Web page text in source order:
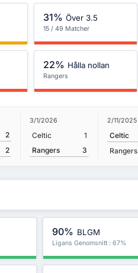
31% Över 3.5
15 / 49 Matcher
22% Hålla nollan
Rangers
2
2
3/1/2026
Celtic
1
Rangers
3
2/11/2025
Celtic
Rangers
90% BLGM
Ligans Genomsnitt : 67%